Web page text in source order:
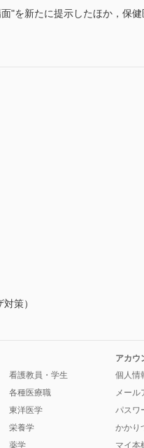
"を新たに提示したほか，保
策）
看護教員・学生
各種医療職
東洋医学
栄養学
薬学
アカウ
個人情
メール
パスワ
かかり
マイ本